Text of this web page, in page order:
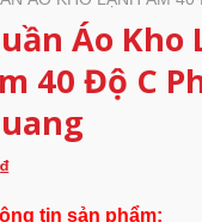
Áo Kho
40 Độ C
₫
tin sản phẩm: